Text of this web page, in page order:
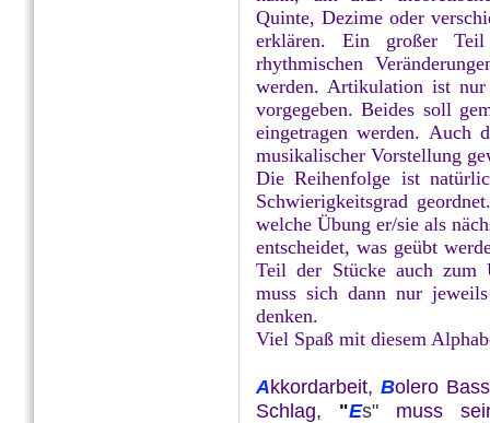
Quinte, Dezime oder
erklären. Ein großer
rhythmischen
werden. Artikulation ist
vorgegeben. Beides soll
eingetragen werden. Auch
musikalischer Vorstellung
Die Reihenfolge ist
Schwierigkeitsgrad
welche Übung er/sie als
entscheidet, was geübt
Teil der Stücke auch zum
muss sich dann nur
denken.
Viel Spaß mit diesem
Akkordarbeit, Bolero
Schlag, "Es" muss